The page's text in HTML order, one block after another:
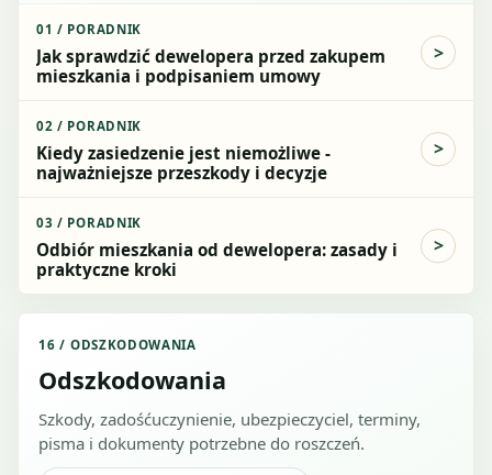
01 / PORADNIK
Jak sprawdzić dewelopera przed zakupem
mieszkania i podpisaniem umowy
02 / PORADNIK
Kiedy zasiedzenie jest niemożliwe -
najważniejsze przeszkody i decyzje
03 / PORADNIK
Odbiór mieszkania od dewelopera: zasady i
praktyczne kroki
16 / ODSZKODOWANIA
Odszkodowania
Szkody, zadośćuczynienie, ubezpieczyciel, terminy,
pisma i dokumenty potrzebne do roszczeń.